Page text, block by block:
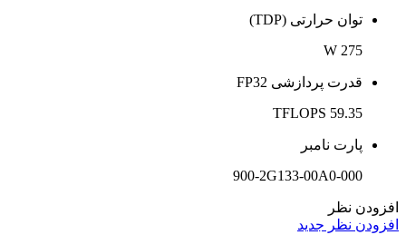
توان حرارتی (TDP)
275 W
قدرت پردازشی FP32
59.35 TFLOPS
پارت نامبر
900-2G133-00A0-000
افزودن نظر
افزودن نظر جدید